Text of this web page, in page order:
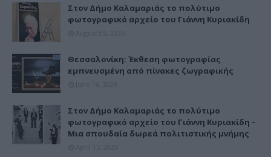
Στον Δήμο Καλαμαριάς το πολύτιμο
φωτογραφικό αρχείο του Γιάννη Κυριακίδη
Θεσσαλονίκη: Έκθεση φωτογραφίας
εμπνευσμένη από πίνακες ζωγραφικής
Στον Δήμο Καλαμαριάς το πολύτιμο
φωτογραφικό αρχείο του Γιάννη Κυριακίδη –
Μια σπουδαία δωρεά πολιτιστικής μνήμης